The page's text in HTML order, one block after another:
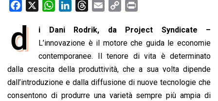
e
o
o
k
W
a
t
s
A
p
p
n
k
e
d
I
n
r
e
a
d
s
i
y
L
i
n
k
i
n
t
d
i Dani Rodrik, da Project Syndicate –
L’innovazione è il motore che guida le economie
contemporanee. Il tenore di vita è determinato
dalla crescita della produttività, che a sua volta dipende
dall’introduzione e dalla diffusione di nuove tecnologie che
consentono di produrre una varietà sempre più ampia di